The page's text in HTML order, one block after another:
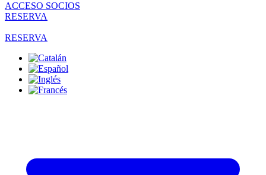
ACCESO SOCIOS
RESERVA
RESERVA